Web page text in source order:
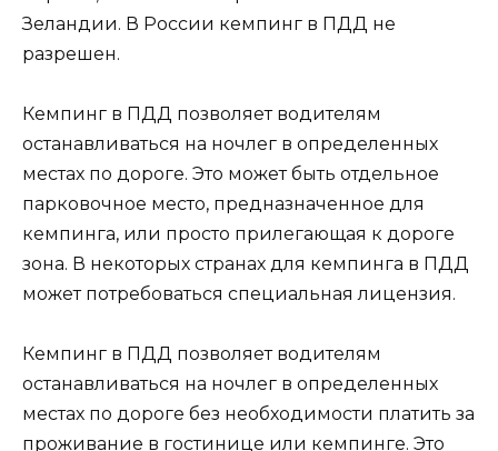
Зеландии. В России кемпинг в ПДД не
разрешен.
Кемпинг в ПДД позволяет водителям
останавливаться на ночлег в определенных
местах по дороге. Это может быть отдельное
парковочное место, предназначенное для
кемпинга, или просто прилегающая к дороге
зона. В некоторых странах для кемпинга в ПДД
может потребоваться специальная лицензия.
Кемпинг в ПДД позволяет водителям
останавливаться на ночлег в определенных
местах по дороге без необходимости платить за
проживание в гостинице или кемпинге. Это